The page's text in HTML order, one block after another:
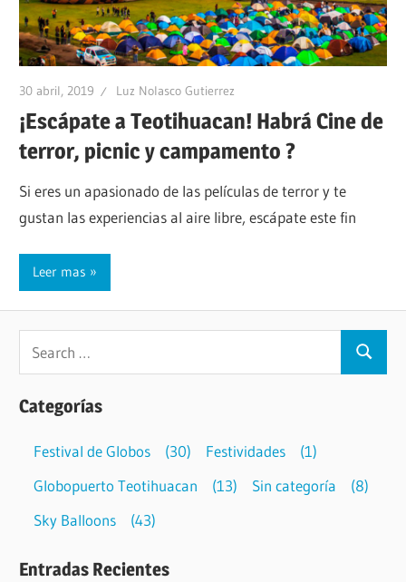
30 abril, 2019 Luz Nolasco Gutierrez
¡Escápate a Teotihuacan! Habrá Cine de
terror, picnic y campamento ?
Si eres un apasionado de las películas de terror y te
gustan las experiencias al aire libre, escápate este fin
Leer mas
Categorías
Festival de Globos (30) Festividades
(1)
Globopuerto Teotihuacan
(13) Sin categoría
(8)
Sky Balloons
(43)
Entradas Recientes